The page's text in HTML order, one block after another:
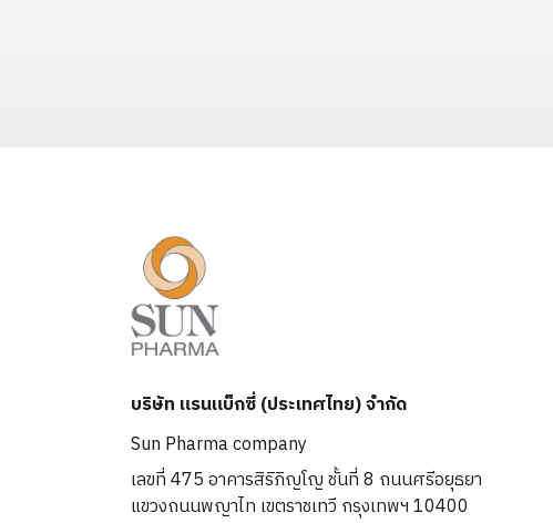
บริษัท แรนแบ็กซี่ (ประเทศไทย) จำกัด
Sun Pharma company
เลขที่ 475 อาคารสิริภิญโญ ชั้นที่ 8 ถนนศรีอยุธยา
แขวงถนนพญาไท เขตราชเทวี กรุงเทพฯ 10400